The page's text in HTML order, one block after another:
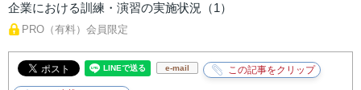
企業における訓練・演習の実施状況（1）
PRO（有料）会員限定
e-mail